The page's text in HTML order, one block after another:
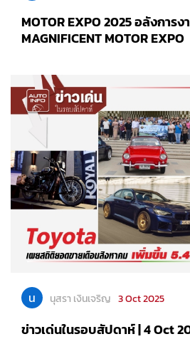
MOTOR EXPO 2025 อลังการ
MAGNIFICENT MOTOR EXPO
น นุสรา เงินเจริญ 3 Oct 2025
ข่าวเด่นในรอบสัปดาห์ | 4 Oct